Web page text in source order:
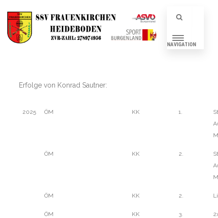
NAVIGATION
Erfolge von Konrad Sautner:
2025 ÖM KK 1.
ÖM KK 2.
ÖM KK 2.
ÖM KK 3.